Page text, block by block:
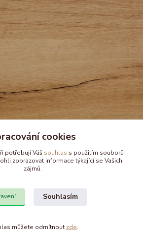
info@drevickov.cz
cookies
potřebují Váš souhlas s použitím souborů
zobrazovat informace týkající se Vašich
zájmů.
Souhlasím
můžete odmítnout zde.